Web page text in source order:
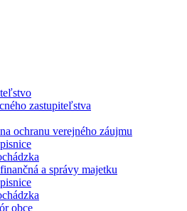
zastupiteľstva
ochranu verejného záujmu
a správy majetku
obce